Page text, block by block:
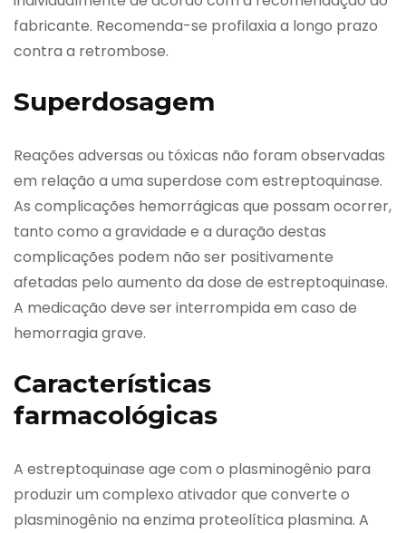
fabricante. Recomenda-se profilaxia a longo prazo
contra a retrombose.
Superdosagem
Reações adversas ou tóxicas não foram observadas
em relação a uma superdose com estreptoquinase.
As complicações hemorrágicas que possam ocorrer,
tanto como a gravidade e a duração destas
complicações podem não ser positivamente
afetadas pelo aumento da dose de estreptoquinase.
A medicação deve ser interrompida em caso de
hemorragia grave.
Características
farmacológicas
A estreptoquinase age com o plasminogênio para
produzir um complexo ativador que converte o
plasminogênio na enzima proteolítica plasmina. A